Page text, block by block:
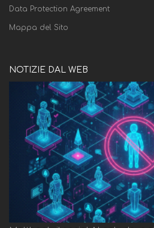
Data Protection Agreement
Mappa del Sito
NOTIZIE DAL WEB